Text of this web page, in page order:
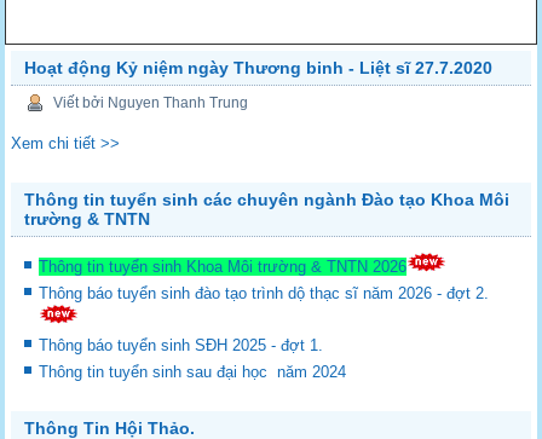
Hoạt động Kỷ niệm ngày Thương binh - Liệt sĩ 27.7.2020
Viết bởi Nguyen Thanh Trung
Xem chi tiết >>
Thông tin tuyển sinh các chuyên ngành Đào tạo Khoa Môi
trường & TNTN
Thông tin tuyển sinh Khoa Môi trường & TNTN 2026
Thông báo tuyển sinh đào tạo trình dộ thạc sĩ năm 2026 - đợt 2.
Thông báo tuyển sinh SĐH 2025 - đợt 1.
Thông tin tuyển sinh sau đại học năm 2024
Thông Tin Hội Thảo.